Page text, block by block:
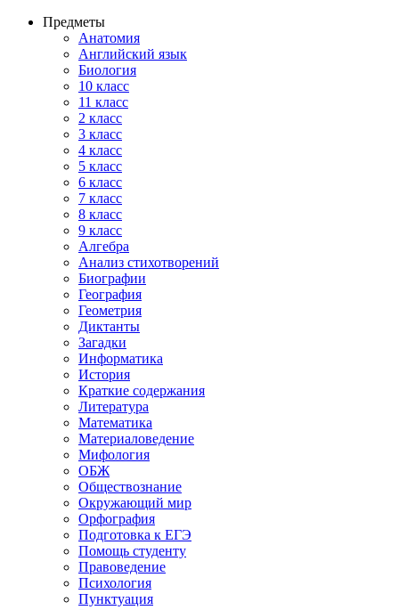
Предметы
Анатомия
Английский язык
Биология
10 класс
11 класс
2 класс
3 класс
4 класс
5 класс
6 класс
7 класс
8 класс
9 класс
Алгебра
Анализ стихотворений
Биографии
География
Геометрия
Диктанты
Загадки
Информатика
История
Краткие содержания
Литература
Математика
Материаловедение
Мифология
ОБЖ
Обществознание
Окружающий мир
Орфография
Подготовка к ЕГЭ
Помощь студенту
Правоведение
Психология
Пунктуация